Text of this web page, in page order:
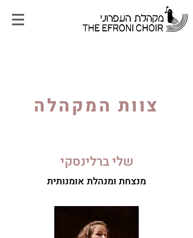
צוות המקהלה
שלי ברלינסקי
מנצחת ומנהלת אומנותית